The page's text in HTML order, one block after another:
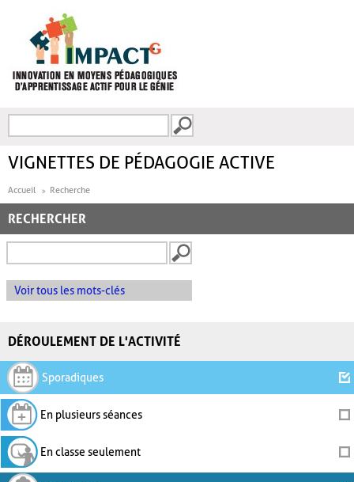
FORMULAIRE DE
VIGNETTES DE PÉDAGOGIE ACTIVE
Accueil Recherche
RECHERCHER
Voir tous les mots-clés
DÉROULEMENT DE L'ACTIVITÉ
Sporadiques
En plusieurs séances
En classe seulement